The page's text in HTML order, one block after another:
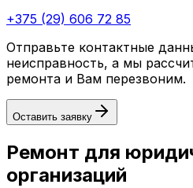
+375 (29) 606 72 85
Отправьте контактные
неисправность, а мы
ремонта и Вам перезвоним.
Оставить заявку
Ремонт для
организаций